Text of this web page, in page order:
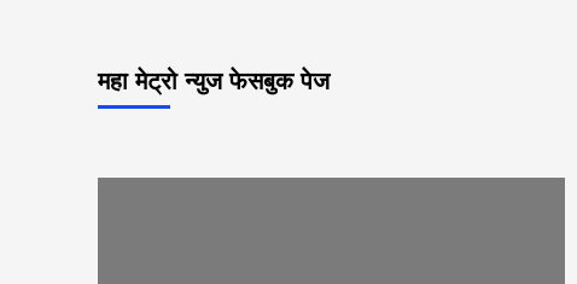
महा मेट्रो न्युज फेसबुक पेज